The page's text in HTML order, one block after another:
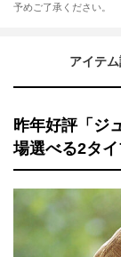
予めご了承ください。
アイテム
昨年好評「ジ
場選べる2タイ